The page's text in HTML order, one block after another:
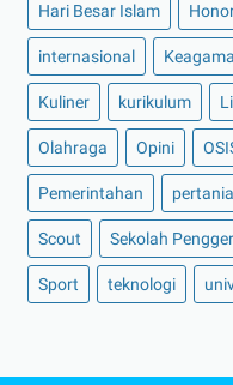
Hari Besar Islam
internasional
Kuliner kurikulum
Olahraga Opini
Pemerintahan
Scout Sekolah
Sport teknologi